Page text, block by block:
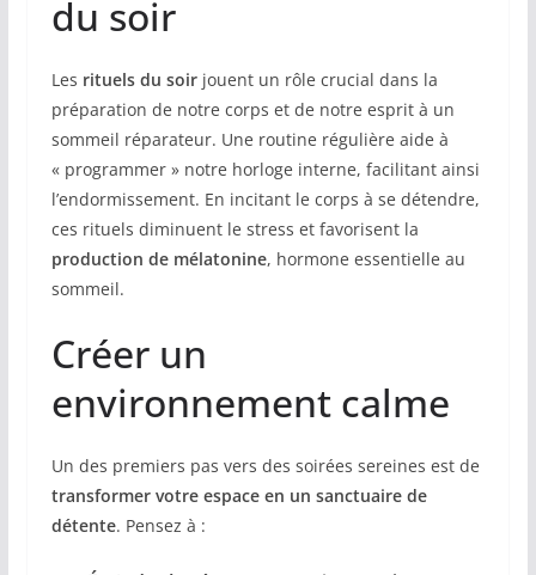
du soir
Les rituels du soirjouent un rôle crucial dans la
préparation de notre corps et de notre esprit à un
sommeil réparateur. Une routine régulière aide à
« programmer » notre horloge interne, facilitant ainsi
l’endormissement. En incitant le corps à se détendre,
ces rituels diminuent le stress et favorisent la
production de mélatonine, hormone essentielle au
sommeil.
Créer un
environnement calme
Un des premiers pas vers des soirées sereines est de
transformer votre espace en un sanctuaire de
détente. Pensez à :